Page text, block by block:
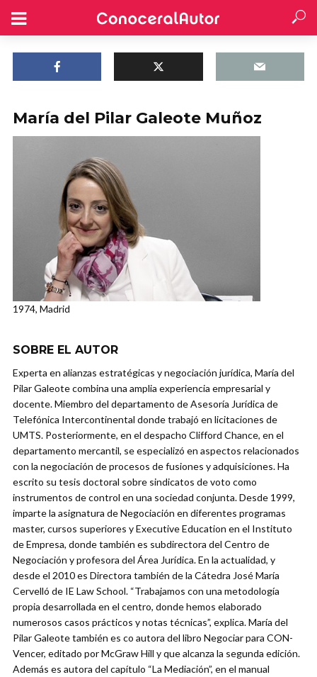
María del Pilar Galeote Muñoz
1974, Madrid
SOBRE EL AUTOR
Experta en alianzas estratégicas y negociación jurídica, María del
Pilar Galeote combina una amplia experiencia empresarial y
docente. Miembro del departamento de Asesoría Jurídica de
Telefónica Intercontinental donde trabajó en licitaciones de
UMTS. Posteriormente, en el despacho Clifford Chance, en el
departamento mercantil, se especializó en aspectos relacionados
con la negociación de procesos de fusiones y adquisiciones. Ha
escrito su tesis doctoral sobre sindicatos de voto como
instrumentos de control en una sociedad conjunta. Desde 1999,
imparte la asignatura de Negociación en diferentes programas
master, cursos superiores y Executive Education en el Instituto
de Empresa, donde también es subdirectora del Centro de
Negociación y profesora del Área Jurídica. En la actualidad, y
desde el 2010 es Directora también de la Cátedra José María
Cervelló de IE Law School. “Trabajamos con una metodología
propia desarrollada en el centro, donde hemos elaborado
numerosos casos prácticos y notas técnicas”, explica. María del
Pilar Galeote también es co autora del libro Negociar para CON-
Vencer, editado por McGraw Hill y que alcanza la segunda edición.
Además es autora del capítulo “La Mediación”, en el manual